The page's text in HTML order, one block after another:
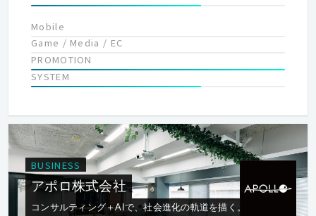
Mobile
Game / Media / EC
PROMOTION
SYSTEM
BUSINESS
アポロ株式会社
コンサルティング＋AIで、社会進化の軌道を描く。